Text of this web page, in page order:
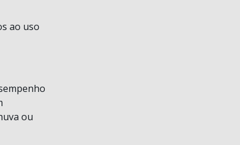
ao uso
ou